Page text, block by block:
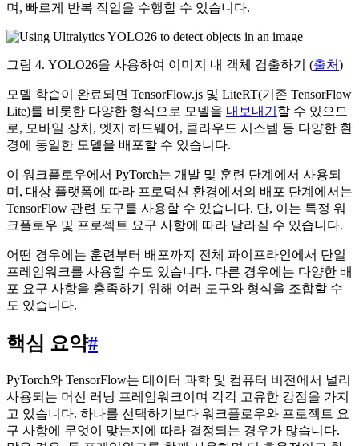
며, 빠르게 반복 작업을 수행할 수 있습니다.
그림 4. YOLO26을 사용하여 이미지 내 객체 검출하기 (출처)
모델 학습이 완료되면 TensorFlow.js 및 LiteRT(기존 TensorFlow
Lite)를 비롯한 다양한 형식으로 모델을 내보내기 할 수 있으므
로, 모바일 장치, 엣지 하드웨어, 클라우드 시스템 등 다양한 환
경에 동일한 모델을 배포할 수 있습니다.
이 워크플로우에서 PyTorch는 개발 및 훈련 단계에서 사용되
며, 대상 플랫폼에 따라 프로덕션 환경에서의 배포 단계에서는
TensorFlow 관련 도구를 사용할 수 있습니다. 단, 이는 특정 워
크플로우 및 프로젝트 요구 사항에 따라 달라질 수 있습니다.
어떤 경우에는 훈련부터 배포까지 전체 파이프라인에서 단일
프레임워크를 사용할 수도 있습니다. 다른 경우에는 다양한 배
포 요구 사항을 충족하기 위해 여러 도구와 형식을 조합할 수
도 있습니다.
핵심 요약#
PyTorch와 TensorFlow는 데이터 과학 및 컴퓨터 비전에서 널리
사용되는 머신 러닝 프레임워크이며 각각 고유한 강점을 가지
고 있습니다. 하나를 선택하기보다 워크플로우와 프로젝트 요
구 사항에 무엇이 맞는지에 따라 결정되는 경우가 많습니다.